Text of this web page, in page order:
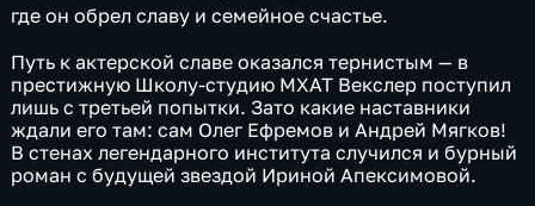
где он обрел славу и семейное счастье.
Путь к актерской славе оказался тернистым — в
престижную Школу-студию МХАТ Векслер поступил
лишь с третьей попытки. Зато какие наставники
ждали его там: сам Олег Ефремов и Андрей Мягков!
В стенах легендарного института случился и бурный
роман с будущей звездой Ириной Апексимовой.